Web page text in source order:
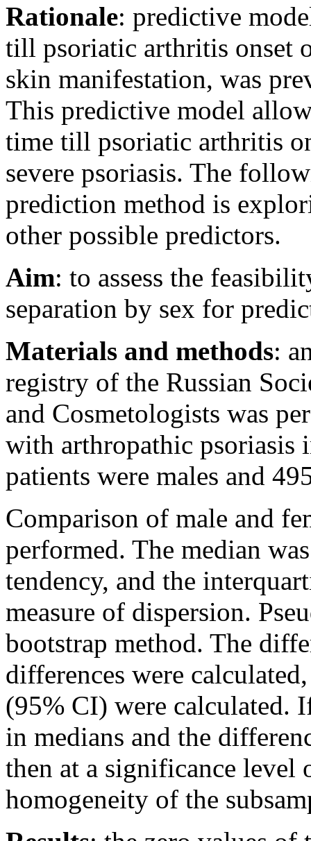
Rationale: predictive
till psoriatic arthritis onset
skin manifestation, was
This predictive model
time till psoriatic arthritis
severe psoriasis. The
prediction method is
other possible predictors.
Aim: to assess the
separation by sex for
Materials and methods:
registry of the Russian
and Cosmetologists was
with arthropathic psoriasis
patients were males and
Comparison of male and
performed. The median
tendency, and the
measure of dispersion.
bootstrap method. The
differences were
(95% CI) were calculated.
in medians and the
then at a significance level
homogeneity of the